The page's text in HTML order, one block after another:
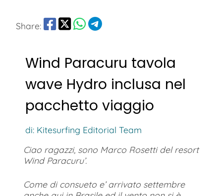
Share:
Wind Paracuru tavola
wave Hydro inclusa nel
pacchetto viaggio
di: Kitesurfing Editorial Team
Ciao ragazzi, sono Marco Rosetti del resort
Wind Paracuru’.
Come di consueto e’ arrivato settembre